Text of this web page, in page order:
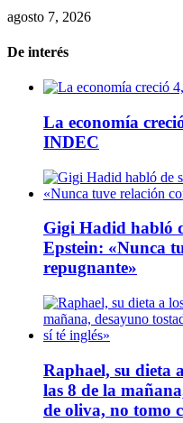
agosto 7, 2026
De interés
La economía
INDEC
Gigi Hadid habló
Epstein: «Nunca
repugnante»
Raphael, su dieta
las 8 de la
de oliva, no tomo